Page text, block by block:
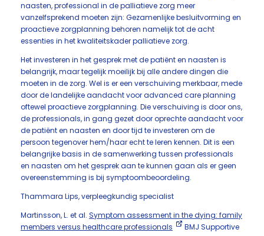
naasten, professional in de palliatieve zorg meer
vanzelfsprekend moeten zijn: Gezamenlijke besluitvorming en
proactieve zorgplanning behoren namelijk tot de acht
essenties in het kwaliteitskader palliatieve zorg.
Het investeren in het gesprek met de patiënt en naasten is
belangrijk, maar tegelijk moeilijk bij alle andere dingen die
moeten in de zorg. Wel is er een verschuiving merkbaar, mede
door de landelijke aandacht voor advanced care planning
oftewel proactieve zorgplanning. Die verschuiving is door ons,
de professionals, in gang gezet door oprechte aandacht voor
de patiënt en naasten en door tijd te investeren om de
persoon tegenover hem/haar echt te leren kennen. Dit is een
belangrijke basis in de samenwerking tussen professionals
en naasten om het gesprek aan te kunnen gaan als er geen
overeenstemming is bij symptoombeoordeling.
Thammara Lips, verpleegkundig specialist
Martinsson, L. et al. Symptom assessment in the dying: family
members versus healthcare professionals
BMJ Supportive